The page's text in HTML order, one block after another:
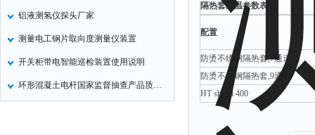
铝液测氢仪探头厂家
测量电工钢片取向度测量仪装置
开关柜带电智能巡检装置使用说明
环形混凝土电杆国家监督抽查产品质量状况分析
隔热套耐温参数表
配置
防烫不绣钢隔热套,7通道
防烫不绣钢隔热套,9通道
HT shield 400